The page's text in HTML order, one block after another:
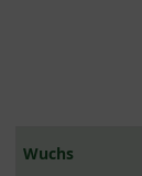
Wuchs